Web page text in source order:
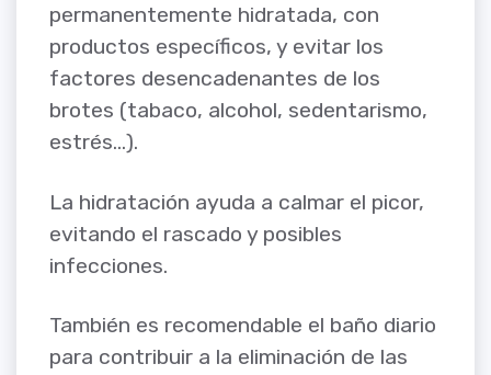
permanentemente hidratada, con
productos específicos, y evitar los
factores desencadenantes de los
brotes (tabaco, alcohol, sedentarismo,
estrés…).
La hidratación ayuda a calmar el picor,
evitando el rascado y posibles
infecciones.
También es recomendable el baño diario
para contribuir a la eliminación de las